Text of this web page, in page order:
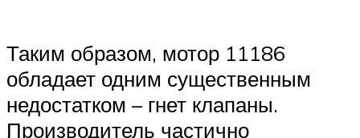
Таким образом, мотор 11186
обладает одним существенным
недостатком – гнет клапаны.
Производитель частично